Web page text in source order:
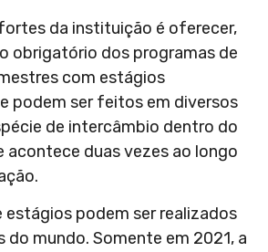
da instituição é oferecer,
obrigatório dos programas de
com estágios
podem ser feitos em diversos
de intercâmbio dentro do
acontece duas vezes ao longo
estágios podem ser realizados
do mundo. Somente em 2021, a